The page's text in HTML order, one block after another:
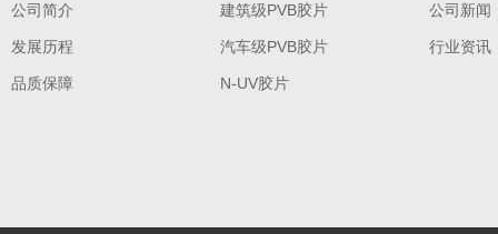
公司简介
发展历程
品质保障
建筑级PVB胶片
汽车级PVB胶片
N-UV胶片
公司新闻
行业资讯